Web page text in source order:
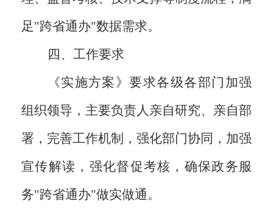
足"跨省通办"数据需求。
四、工作要求
《实施方案》要求各级各部门加强
组织领导，主要负责人亲自研究、亲自部
署，完善工作机制，强化部门协同，加强
宣传解读，强化督促考核，确保政务服
务"跨省通办"做实做通。